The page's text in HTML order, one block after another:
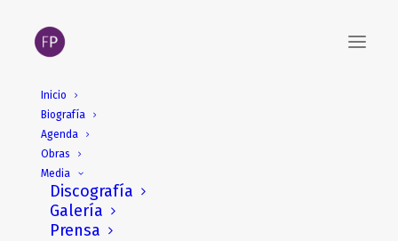
Inicio
Biografía
Agenda
Obras
Media
Discografía
Galería
Prensa